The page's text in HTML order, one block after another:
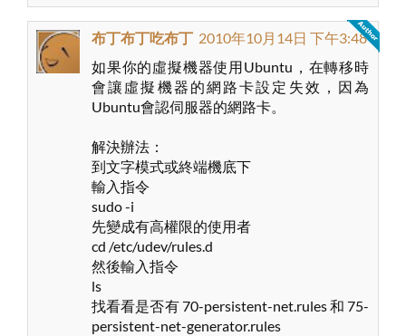
布丁布丁吃布丁 2010年10月14日 下午3:48
如果你的虛擬機器使用Ubuntu，在轉移時
會讓虛擬機器的網路卡設定失效，因為
Ubuntu會認伺服器的網路卡。
解決辦法：
到文字模式或終端機底下
輸入指令
sudo -i
先變成有高權限的使用者
cd /etc/udev/rules.d
然後輸入指令
ls
找看看是否有 70-persistent-net.rules 和 75-
persistent-net-generator.rules